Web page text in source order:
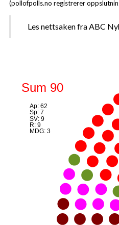
(pollofpolls.no registrerer
Les nettsaken fra ABC
Sum 90
Ap: 62
Sp: 7
SV: 9
R: 9
MDG: 3